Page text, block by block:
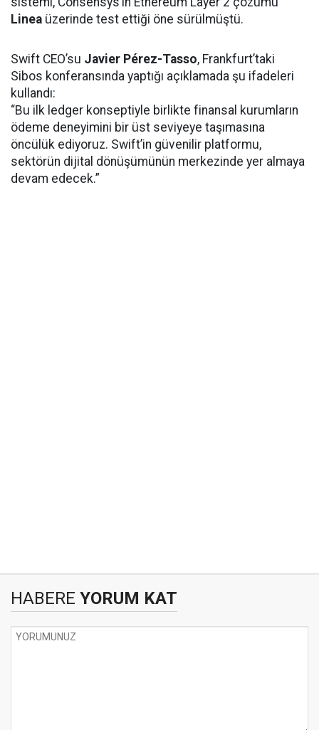
Linea üzerinde test ettiği öne sürülmüştü.
Swift CEO’su Javier Pérez-Tasso, Frankfurt’taki
Sibos konferansında yaptığı açıklamada şu ifadeleri
kullandı:
“Bu ilk ledger konseptiyle birlikte finansal kurumların
ödeme deneyimini bir üst seviyeye taşımasına
öncülük ediyoruz. Swift’in güvenilir platformu,
sektörün dijital dönüşümünün merkezinde yer almaya
devam edecek.”
HABERE YORUM KAT